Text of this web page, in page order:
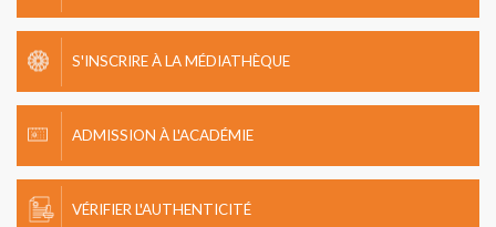
S'INSCRIRE À LA MÉDIATHÈQUE
ADMISSION À L'ACADÉMIE
VÉRIFIER L'AUTHENTICITÉ